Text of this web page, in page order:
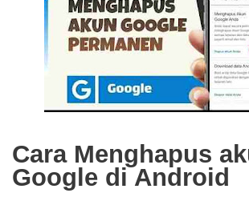
Cara Menghapus
Google di Android